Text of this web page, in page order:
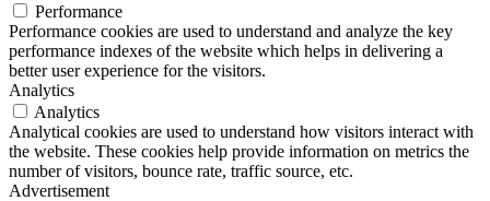
Performance
Performance cookies are used to understand and analyze the key
performance indexes of the website which helps in delivering a
better user experience for the visitors.
Analytics
Analytics
Analytical cookies are used to understand how visitors interact with
the website. These cookies help provide information on metrics the
number of visitors, bounce rate, traffic source, etc.
Advertisement